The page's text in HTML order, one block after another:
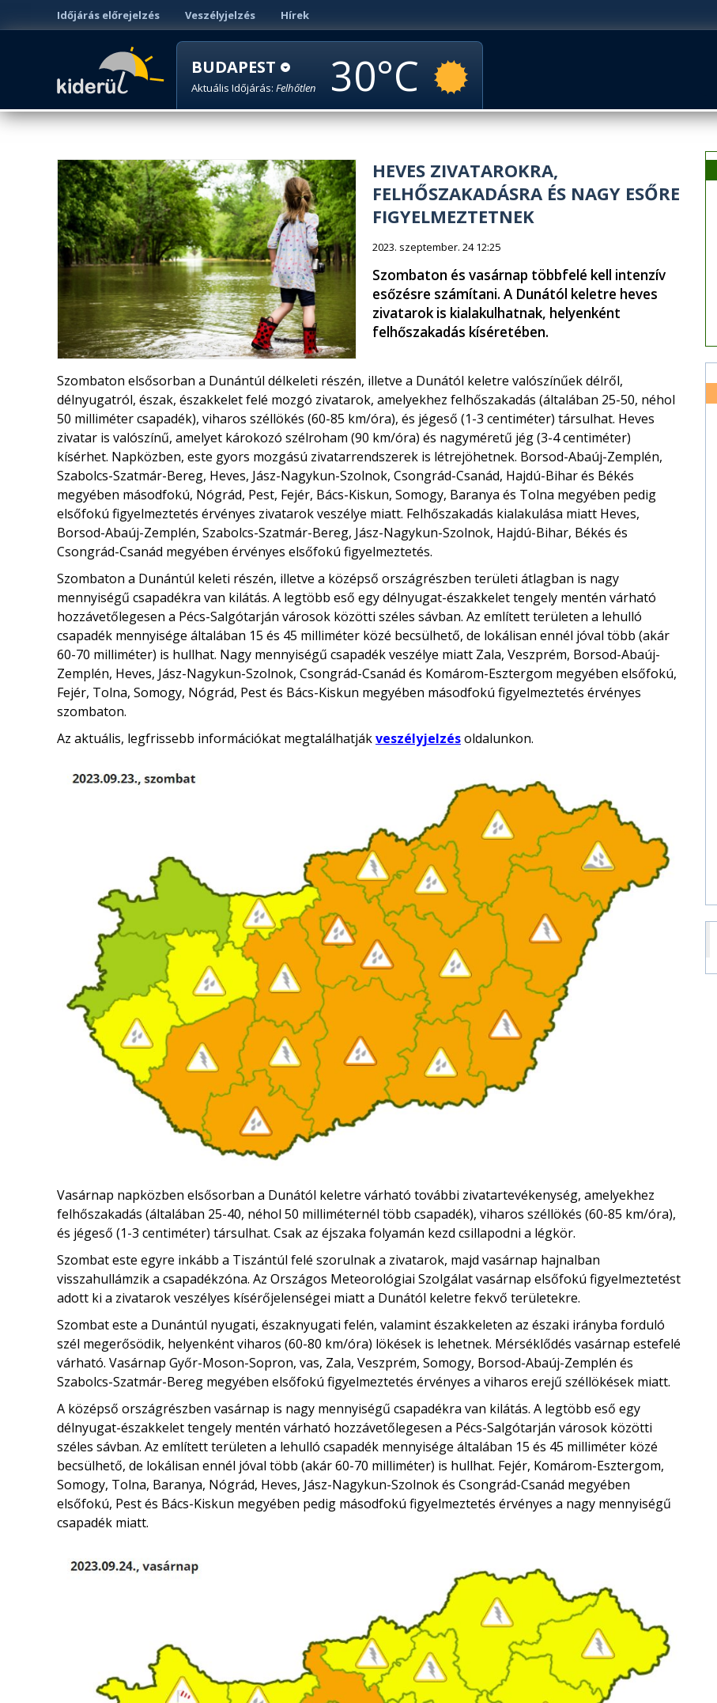
Időjárás előrejelzés Veszélyjelzés Hírek
BUDAPEST
Aktuális Időjárás: Felhőtlen 30
HEVES ZIVATAROKRA,
FELHŐSZAKADÁSRA ÉS NAGY ESŐRE
FIGYELMEZTETNEK
2023. szeptember. 24 12:25
Szombaton és vasárnap többfelé kell intenzív
esőzésre számítani. A Dunától keletre heves
zivatarok is kialakulhatnak, helyenként
felhőszakadás kíséretében.
Szombaton elsősorban a Dunántúl délkeleti részén, illetve a Dunától keletre valószínűek délről,
délnyugatról, észak, északkelet felé mozgó zivatarok, amelyekhez felhőszakadás (általában 25-50, néhol
50 milliméter csapadék), viharos széllökés (60-85 km/óra), és jégeső (1-3 centiméter) társulhat. Heves
zivatar is valószínű, amelyet károkozó szélroham (90 km/óra) és nagyméretű jég (3-4 centiméter)
kísérhet. Napközben, este gyors mozgású zivatarrendszerek is létrejöhetnek. Borsod-Abaúj-Zemplén,
Szabolcs-Szatmár-Bereg, Heves, Jász-Nagykun-Szolnok, Csongrád-Csanád, Hajdú-Bihar és Békés
megyében másodfokú, Nógrád, Pest, Fejér, Bács-Kiskun, Somogy, Baranya és Tolna megyében pedig
elsőfokú figyelmeztetés érvényes zivatarok veszélye miatt. Felhőszakadás kialakulása miatt Heves,
Borsod-Abaúj-Zemplén, Szabolcs-Szatmár-Bereg, Jász-Nagykun-Szolnok, Hajdú-Bihar, Békés és
Csongrád-Csanád megyében érvényes elsőfokú figyelmeztetés.
Szombaton a Dunántúl keleti részén, illetve a középső országrészben területi átlagban is nagy
mennyiségű csapadékra van kilátás. A legtöbb eső egy délnyugat-északkelet tengely mentén várható
hozzávetőlegesen a Pécs-Salgótarján városok közötti széles sávban. Az említett területen a lehulló
csapadék mennyisége általában 15 és 45 milliméter közé becsülhető, de lokálisan ennél jóval több (akár
60-70 milliméter) is hullhat. Nagy mennyiségű csapadék veszélye miatt Zala, Veszprém, Borsod-Abaúj-
Zemplén, Heves, Jász-Nagykun-Szolnok, Csongrád-Csanád és Komárom-Esztergom megyében elsőfokú,
Fejér, Tolna, Somogy, Nógrád, Pest és Bács-Kiskun megyében másodfokú figyelmeztetés érvényes
szombaton.
Az aktuális, legfrissebb információkat megtalálhatjákveszélyjelzésoldalunkon.
Vasárnap napközben elsősorban a Dunától keletre várható további zivatartevékenység, amelyekhez
felhőszakadás (általában 25-40, néhol 50 milliméternél több csapadék), viharos széllökés (60-85 km/óra),
és jégeső (1-3 centiméter) társulhat. Csak az éjszaka folyamán kezd csillapodni a légkör.
Szombat este egyre inkább a Tiszántúl felé szorulnak a zivatarok, majd vasárnap hajnalban
visszahullámzik a csapadékzóna. Az Országos Meteorológiai Szolgálat vasárnap elsőfokú figyelmeztetést
adott ki a zivatarok veszélyes kísérőjelenségei miatt a Dunától keletre fekvő területekre.
Szombat este a Dunántúl nyugati, északnyugati felén, valamint északkeleten az északi irányba forduló
szél megerősödik, helyenként viharos (60-80 km/óra) lökések is lehetnek. Mérséklődés vasárnap estefelé
várható. Vasárnap Győr-Moson-Sopron, vas, Zala, Veszprém, Somogy, Borsod-Abaúj-Zemplén és
Szabolcs-Szatmár-Bereg megyében elsőfokú figyelmeztetés érvényes a viharos erejű széllökések miatt.
A középső országrészben vasárnap is nagy mennyiségű csapadékra van kilátás. A legtöbb eső egy
délnyugat-északkelet tengely mentén várható hozzávetőlegesen a Pécs-Salgótarján városok közötti
széles sávban. Az említett területen a lehulló csapadék mennyisége általában 15 és 45 milliméter közé
becsülhető, de lokálisan ennél jóval több (akár 60-70 milliméter) is hullhat. Fejér, Komárom-Esztergom,
Somogy, Tolna, Baranya, Nógrád, Heves, Jász-Nagykun-Szolnok és Csongrád-Csanád megyében
elsőfokú, Pest és Bács-Kiskun megyében pedig másodfokú figyelmeztetés érvényes a nagy mennyiségű
csapadék miatt.